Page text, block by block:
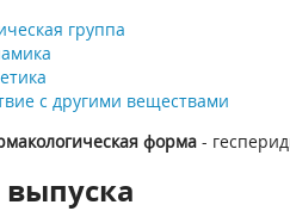
группа
с другими веществами
форма-